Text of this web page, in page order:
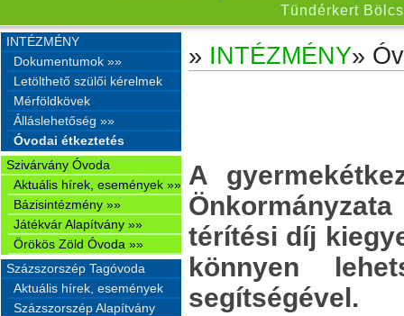
Tündérkert
INTÉZMÉNY
Dokumentumok »»
Letölthető szülői kérelmek
Mérföldkövek
Álláslehetőség »»
Óvodai étkeztetés
Szivárvány Óvoda
Aktuális hírek, események »»
Bázisintézmény »»
Játékvár Alapítvány »»
Örökös Zöld Óvoda »»
Százszorszép Tagóvoda
Aktuális hírek, események
Százszorszép Alapítvány
» INTÉZMÉNY»
A
térítési díj
könnyen
segítségével.